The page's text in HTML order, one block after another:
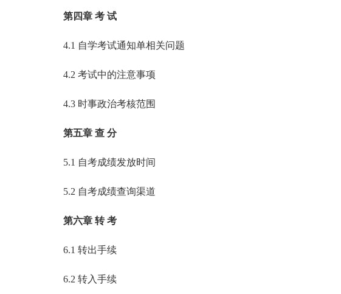
第四章 考 试
4.1 自学考试通知单相关问题
4.2 考试中的注意事项
4.3 时事政治考核范围
第五章 查 分
5.1 自考成绩发放时间
5.2 自考成绩查询渠道
第六章 转 考
6.1 转出手续
6.2 转入手续